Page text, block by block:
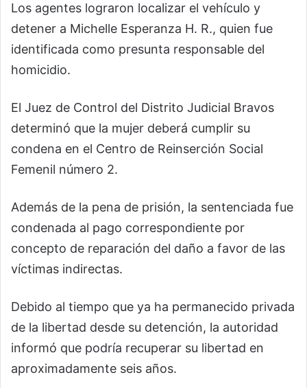
Los agentes lograron localizar el vehículo y
detener a Michelle Esperanza H. R., quien fue
identificada como presunta responsable del
homicidio.
El Juez de Control del Distrito Judicial Bravos
determinó que la mujer deberá cumplir su
condena en el Centro de Reinserción Social
Femenil número 2.
Además de la pena de prisión, la sentenciada fue
condenada al pago correspondiente por
concepto de reparación del daño a favor de las
víctimas indirectas.
Debido al tiempo que ya ha permanecido privada
de la libertad desde su detención, la autoridad
informó que podría recuperar su libertad en
aproximadamente seis años.